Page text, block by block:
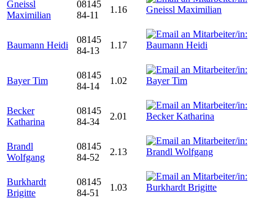
Gneissl
Maximilian
08145
84-11
1.16
Baumann Heidi
08145
84-13
1.17
Bayer Tim
08145
84-14
1.02
Becker
Katharina
08145
84-34
2.01
Brandl
Wolfgang
08145
84-52
2.13
Burkhardt
Brigitte
08145
84-51
1.03